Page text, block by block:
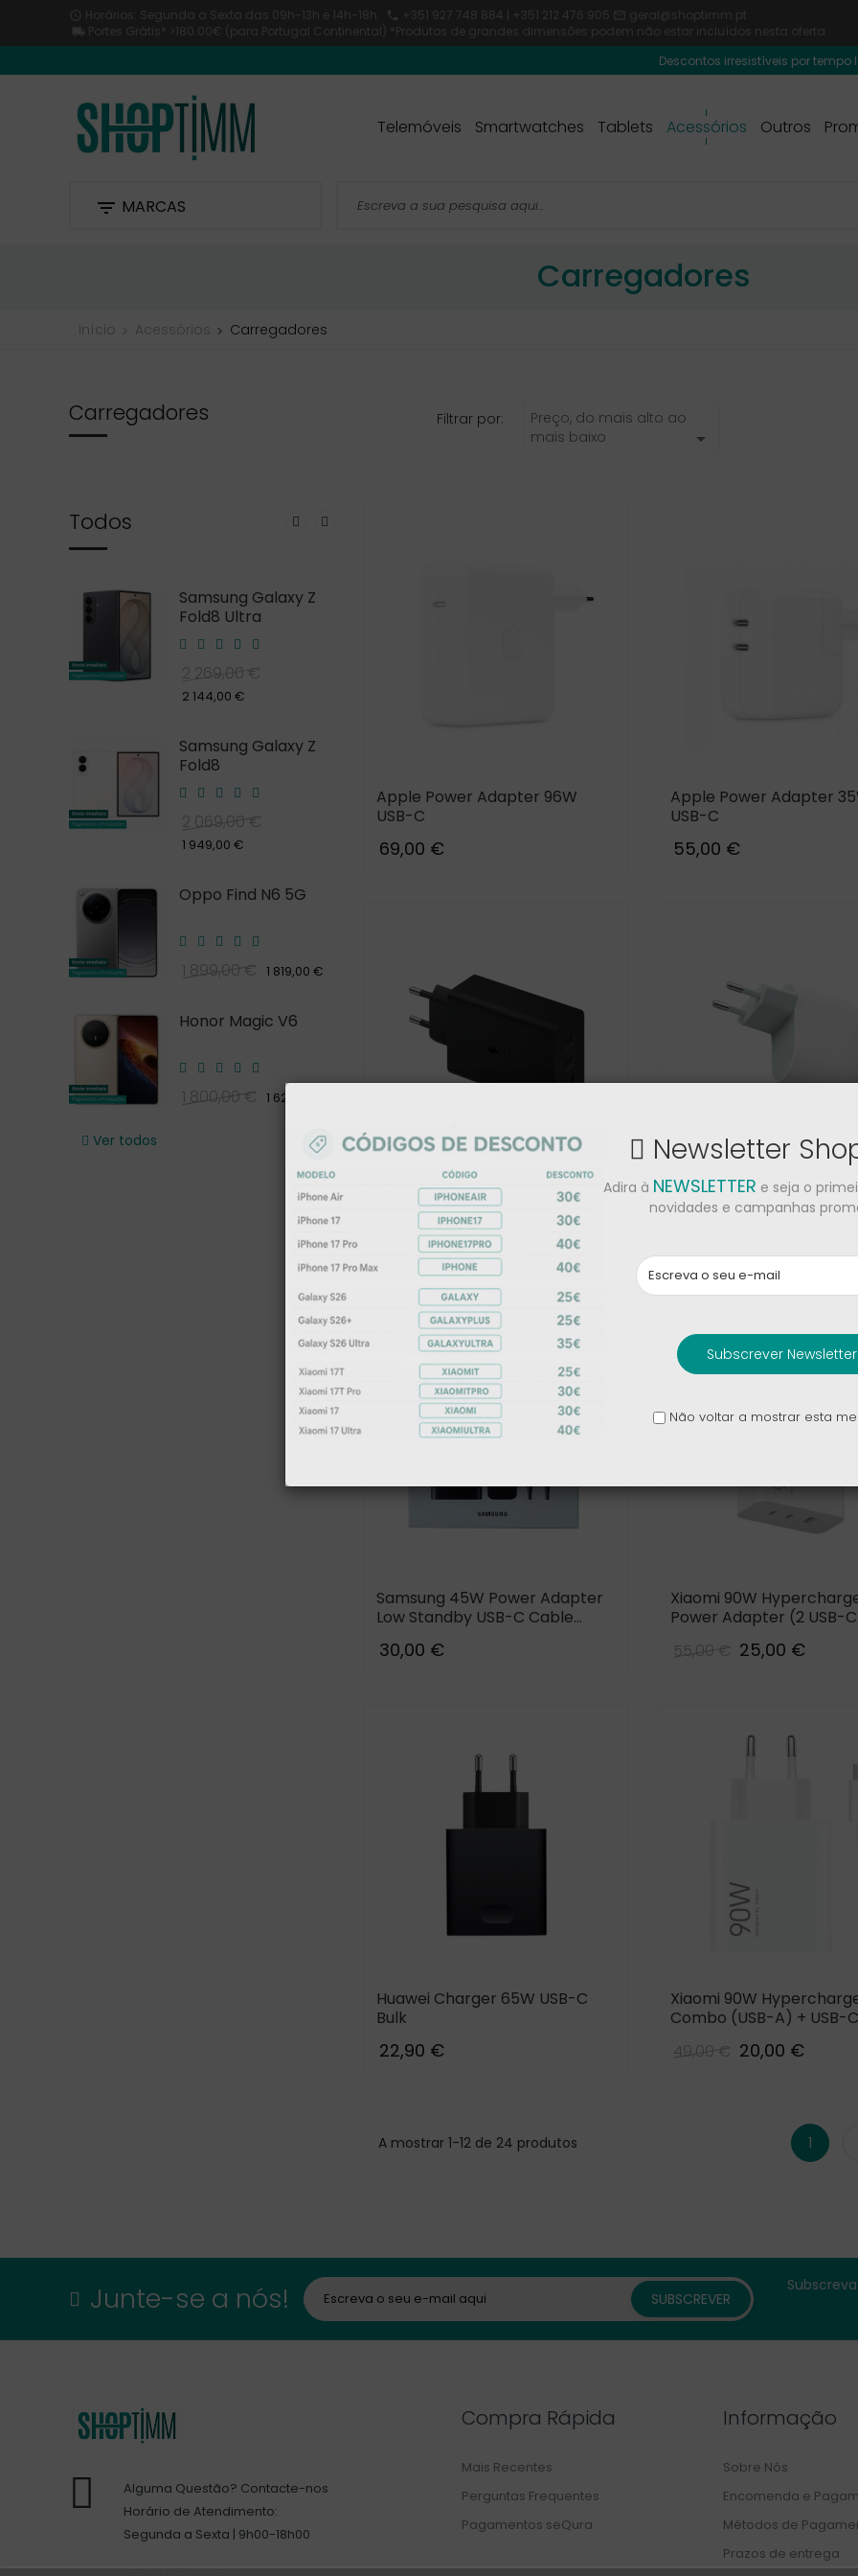
 Horários: Segunda a Sexta das 09h-13h e 14h-18h  +351 927 748 884 | +351 212 476 905 geral@shoptimm.pt
 Portes Grátis* >180.00€ (para Portugal Continental) *Produtos de grandes dimensões podem não estar incluídos nesta oferta
Descontos irresistíveis por tempo
Telemóveis Smartwatches Tablets Acessórios Outros
 MARCAS
Carregadores
Início Acessórios Carregadores
Carregadores
Todos
Samsung Galaxy Z
Fold8 Ultra
2 269,00 €
2 144,00 €
Samsung Galaxy Z
Fold8
2 069,00 €
1 949,00 €
Oppo Find N6 5G
1 899,00 € 1 819,00 €
Honor Magic V6
1 800,00 € 1 620,00 €
Apple iPhone 16 Pro
1 499,00 € 1 354,00 €
Honor Magic V5
Ultra
1 499,00 € 859,00 €
Ver todos
Filtrar por:
Preço, do mais alto ao
mais baixo

Apple Power Adapter 96W
USB-C
69,00 €
Apple Power Adapter
USB-C
55,00 €
Samsung 65W Power Adapter
40,00 €
Google 45W USB-C
Charger
Samsung 45W Power Adapter
Low Standby USB-C Cable
30,00 €
Xiaomi 90W
Power Adapter (2 USB-C
55,00 € 25,00 €
Huawei Charger 65W USB-C
Bulk
22,90 €
Xiaomi 90W
Combo (USB-A) + USB-
49,00 € 20,00 €
A mostrar 1-12 de 24 produtos 1
Junte-se a nós!
Alguma Questão? Contacte-nos
Horário de Atendimento:
Segunda a Sexta | 9h00-18h00
Compra Rápida
Mais Recentes
Perguntas Frequentes
Pagamentos seQura
Informação
Sobre Nós
Encomenda e
Métodos de
Prazos de entrega
Newsletter
Adira à NEWSLETTER e seja o
novidades e campanhas
Subscrever Newsletter
Não voltar a mostrar esta